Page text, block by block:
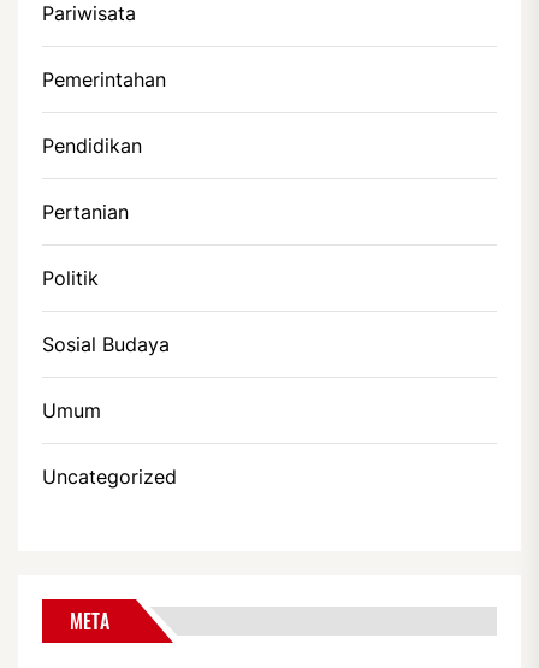
Pariwisata
Pemerintahan
Pendidikan
Pertanian
Politik
Sosial Budaya
Umum
Uncategorized
META